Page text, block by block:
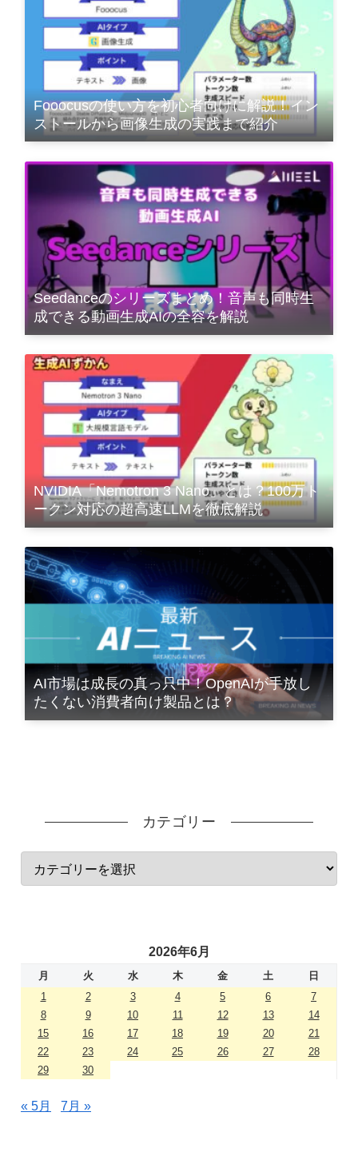
Fooocusの使い方を初心者向けに解説！イン
ストールから画像生成の実践まで紹介
Seedanceのシリーズまとめ！音声も同時生
成できる動画生成AIの全容を解説
NVIDIA「Nemotron 3 Nano」とは？100万ト
ークン対応の超高速LLMを徹底解説
AI市場は成長の真っ只中！OpenAIが手放し
たくない消費者向け製品とは？
カテゴリー
2026年6月
月 火 水 木 金 土
日
1
2 3 4 5 6
7
8
9 10 11 12 13
14
15
16 17 18 19 20
21
22
23 24 25 26 27
28
29
30
« 5月 7月 »